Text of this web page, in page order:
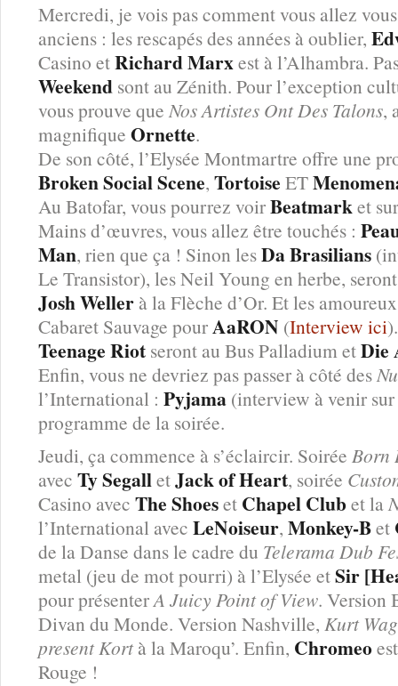
Mercredi, je vois pas comment vous allez
anciens : les rescapés des années à oublier,
Casino etRichard Marxest à l’Alhambra.
Weekend sont au Zénith. Pour l’exception
vous prouve que Nos Artistes Ont Des Talons,
magnifique Ornette.
De son côté, l’Elysée Montmartre offre une
Broken Social Scene, Tortoise ET
Au Batofar, vous pourrez voirBeatmarket
Mains d’œuvres, vous allez être touchés :
Man, rien que ça ! Sinon lesDa Brasilians
Le Transistor), les Neil Young en herbe,
Josh Weller à la Flèche d’Or. Et les
Cabaret Sauvage pourAaRON (Interview ici
Teenage Riot seront au Bus Palladium etDie
Enfin, vous ne devriez pas passer à côté des
l’International : Pyjama (interview à venir
programme de la soirée.
Jeudi, ça commence à s’éclaircir. Soirée Born
avec Ty SegalletJack of Heart, soirée
Casino avec The Shoeset Chapel Clubet la
l’International avec LeNoiseur, Monkey-Bet
de la Danse dans le cadre du Telerama Dub
metal (jeu de mot pourri) à l’Elysée etSir
pour présenterA Juicy Point of View. Version
Divan du Monde. Version Nashville, Kurt
present Kortà la Maroqu’. Enfin, Chromeo
Rouge !